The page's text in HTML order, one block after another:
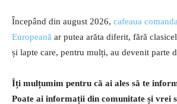
Începând din august 2026, cafeaua
Europeană ar putea arăta diferit, fără
și lapte care, pentru mulți, au devenit parte
Îți mulțumim pentru că ai ales să te
Poate ai informații din comunitate și vrei